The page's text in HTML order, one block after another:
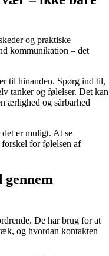
og praktiske
kommunikation – det
til hinanden. Spørg ind til,
tanker og følelser. Det kan
ærlighed og sårbarhed
er muligt. At se
for følelsen af
gennem
De har brug for at
og hvordan kontakten